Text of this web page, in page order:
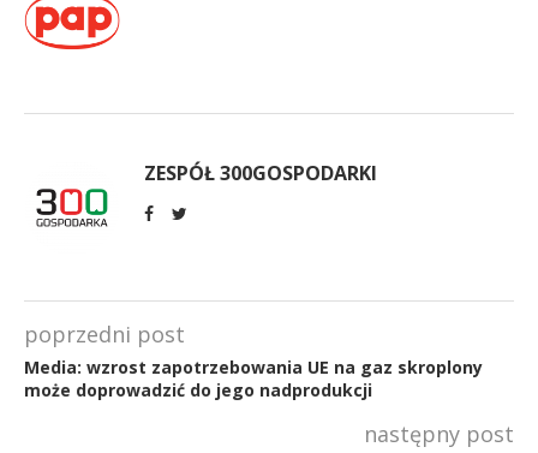
ZESPÓŁ 300GOSPODARKI
poprzedni post
Media: wzrost zapotrzebowania UE na gaz skroplony
może doprowadzić do jego nadprodukcji
następny post